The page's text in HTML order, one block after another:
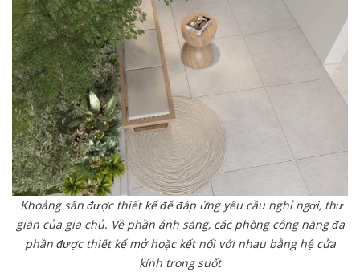
Khoảng sân được thiết kế để đáp ứng yêu cầu nghỉ ngơi, thư
giãn của gia chủ. Về phần ánh sáng, các phòng công năng đa
phần được thiết kế mở hoặc kết nối với nhau bằng hệ cửa
kính trong suốt